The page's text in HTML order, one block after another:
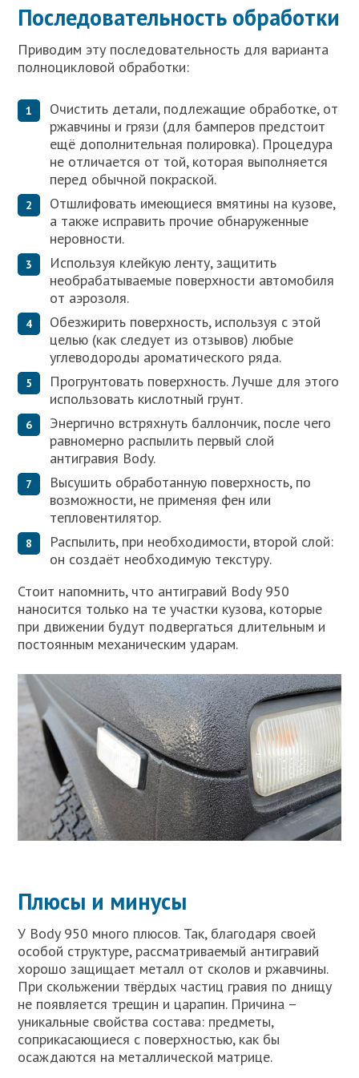
Последовательность обработки
Приводим эту последовательность для варианта
полноцикловой обработки:
Очистить детали, подлежащие обработке, от
ржавчины и грязи (для бамперов предстоит
ещё дополнительная полировка). Процедура
не отличается от той, которая выполняется
перед обычной покраской.
Отшлифовать имеющиеся вмятины на кузове,
а также исправить прочие обнаруженные
неровности.
Используя клейкую ленту, защитить
необрабатываемые поверхности автомобиля
от аэрозоля.
Обезжирить поверхность, используя с этой
целью (как следует из отзывов) любые
углеводороды ароматического ряда.
Прогрунтовать поверхность. Лучше для этого
использовать кислотный грунт.
Энергично встряхнуть баллончик, после чего
равномерно распылить первый слой
антигравия Body.
Высушить обработанную поверхность, по
возможности, не применяя фен или
тепловентилятор.
Распылить, при необходимости, второй слой:
он создаёт необходимую текстуру.
Стоит напомнить, что антигравий Body 950
наносится только на те участки кузова, которые
при движении будут подвергаться длительным и
постоянным механическим ударам.
Плюсы и минусы
У Body 950 много плюсов. Так, благодаря своей
особой структуре, рассматриваемый антигравий
хорошо защищает металл от сколов и ржавчины.
При скольжении твёрдых частиц гравия по днищу
не появляется трещин и царапин. Причина –
уникальные свойства состава: предметы,
соприкасающиеся с поверхностью, как бы
осаждаются на металлической матрице.